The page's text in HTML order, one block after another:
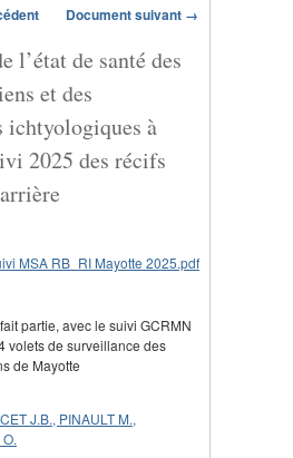
Document suivant →
l’état de santé des
et des
ichtyologiques à
2025 des récifs
MSA RB_RI Mayotte 2025.pdf
partie, avec le suivi GCRMN
volets de surveillance des
de Mayotte
J.B., PINAULT M.,